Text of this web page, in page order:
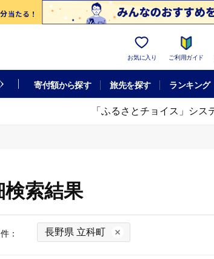
お気に入り ご利用ガイド
寄付額から探す 旅先を探す ランキング
「ふるさとチョイス」シス
索結果
： 長野県 立科町